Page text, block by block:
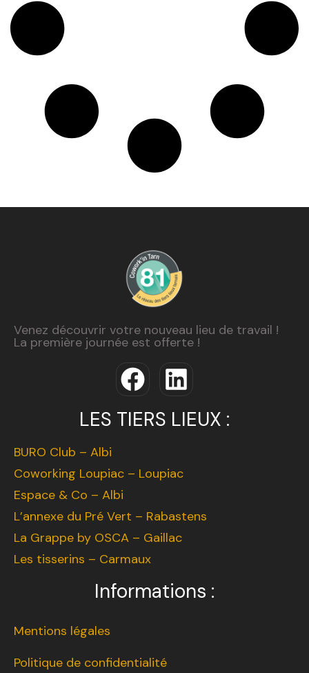
Venez découvrir votre nouveau lieu de travail !
La première journée est offerte !
LES TIERS LIEUX :
BURO Club – Albi
Coworking Loupiac – Loupiac
Espace & Co – Albi
L’annexe du Pré Vert – Rabastens
La Grappe by OSCA – Gaillac
Les tisserins – Carmaux
Informations :
Mentions légales
Politique de confidentialité